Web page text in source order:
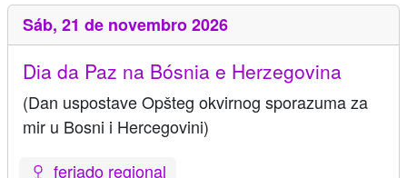
Sáb, 21 de novembro 2026
Dia da Paz na Bósnia e Herzegovina
(Dan uspostave Opšteg okvirnog sporazuma za
mir u Bosni i Hercegovini)
feriado regional